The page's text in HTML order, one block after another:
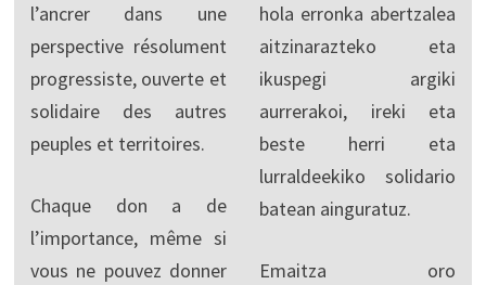
l’ancrer dans une
perspective résolument
progressiste, ouverte et
solidaire des autres
peuples et territoires.
Chaque don a de
l’importance, même si
vous ne pouvez donner
hola erronka abertzalea
aitzinarazteko eta
ikuspegi argiki
aurrerakoi, ireki eta
beste herri eta
lurraldeekiko solidario
batean ainguratuz.
Emaitza oro